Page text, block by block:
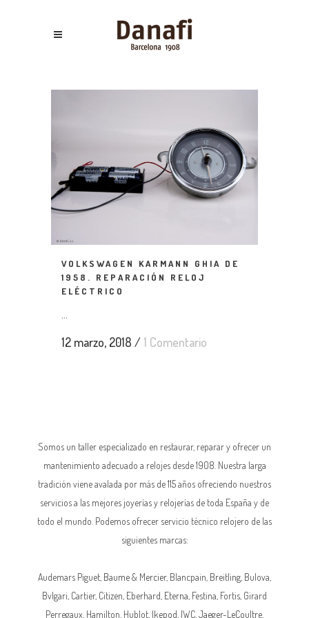
VOLKSWAGEN KARMANN GHIA DE
1958. REPARACIÓN RELOJ
ELÉCTRICO
...
12 marzo, 2018 / 1 Comentario
Somos un taller especializado en restaurar, reparar y ofrecer un
mantenimiento adecuado a relojes desde 1908. Nuestra larga
tradición viene avalada por más de 115 años ofreciendo nuestros
servicios a las mejores joyerías y relojerías de toda España y de
todo el mundo. Podemos ofrecer servicio técnico relojero de las
siguientes marcas:
Audemars Piguet, Baume & Mercier, Blancpain, Breitling , Bulova,
Bvlgari, Cartier, Citizen, Eberhard, Eterna , Festina, Fortis, Girard
Perregaux, Hamilton, Hublot, Ikepod IWC Jaeger-LeCoultre